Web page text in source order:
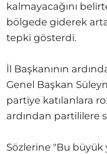
kalmayacağını
bölgede giderek
tepki gösterdi.
İl Başkanının
Genel Başkan
partiye katılanlara
ardından partililere
Sözlerine "Bu büyük